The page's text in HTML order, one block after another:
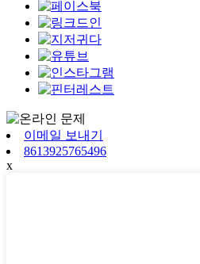
이메일 보내기
8613925765496
x